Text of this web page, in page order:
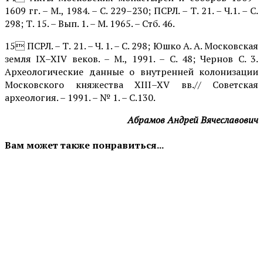
1609 гг. – М., 1984. – С. 229–230; ПСРЛ. – Т. 21. – Ч.1. – С.
298; Т. 15. – Вып. 1. – М. 1965. – Стб. 46.
15 ПСРЛ. – Т. 21. – Ч. 1. – С. 298; Юшко А. А. Московская
земля IX–XIV веков. – М., 1991. – С. 48; Чернов С. 3.
Археологические данные о внутренней колони­зации
Московского княжества XIII–XV вв.// Со­ветская
археология. – 1991. – № 1. – С.130.
Абрамов Андрей Вячеславович
Вам может также понравиться...